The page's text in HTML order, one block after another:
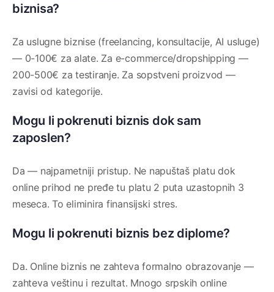
biznisa?
Za uslugne biznise (freelancing, konsultacije, AI usluge)
— 0-100€ za alate. Za e-commerce/dropshipping —
200-500€ za testiranje. Za sopstveni proizvod —
zavisi od kategorije.
Mogu li pokrenuti biznis dok sam
zaposlen?
Da — najpametniji pristup. Ne napuštaš platu dok
online prihod ne pređe tu platu 2 puta uzastopnih 3
meseca. To eliminira finansijski stres.
Mogu li pokrenuti biznis bez diplome?
Da. Online biznis ne zahteva formalno obrazovanje —
zahteva veštinu i rezultat. Mnogo srpskih online